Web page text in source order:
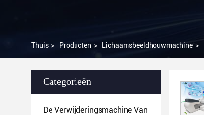
Thuis > Producten > Lichaamsbeeldhouwmachine >
Categorieën
De Verwijderingsmachine Van